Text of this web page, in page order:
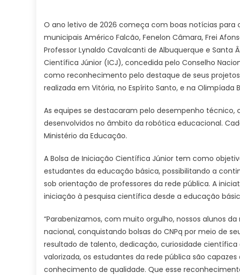
O ano letivo de 2026 começa com boas notícias para
municipais Américo Falcão, Fenelon Câmara, Frei
Professor Lynaldo Cavalcanti de Albuquerque e
Científica Júnior (ICJ), concedida pelo Conselho
como reconhecimento pelo destaque de seus
realizada em Vitória, no Espírito Santo, e na Olimpíada
As equipes se destacaram pelo desempenho
desenvolvidos no âmbito da robótica educacional.
Ministério da Educação.
A Bolsa de Iniciação Científica Júnior tem como
estudantes da educação básica, possibilitando a
sob orientação de professores da rede pública. A
iniciação à pesquisa científica desde a educação
“Parabenizamos, com muito orgulho, nossos alunos
nacional, conquistando bolsas do CNPq por meio de
resultado de talento, dedicação, curiosidade
valorizada, os estudantes da rede pública são
conhecimento de qualidade. Que esse